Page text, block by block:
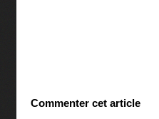
Commenter cet article